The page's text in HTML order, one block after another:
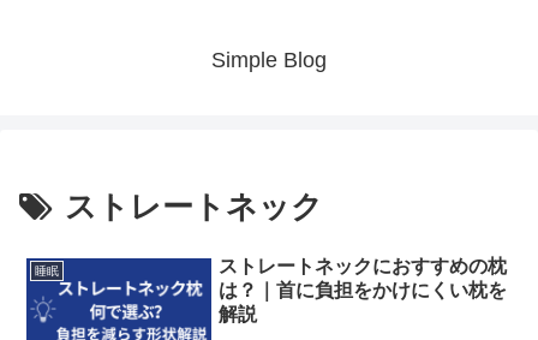
Simple Blog
ストレートネック
睡眠
ストレートネックにおすすめの枕
は？｜首に負担をかけにくい枕を
解説